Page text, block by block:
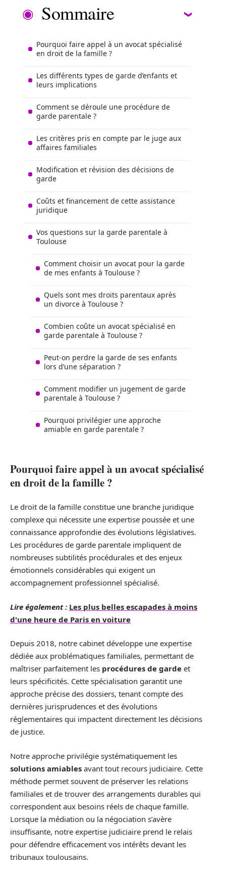
Sommaire
Pourquoi faire appel à un avocat spécialisé
en droit de la famille ?
Les différents types de garde d’enfants et
leurs implications
Comment se déroule une procédure de
garde parentale ?
Les critères pris en compte par le juge aux
affaires familiales
Modification et révision des décisions de
garde
Coûts et financement de cette assistance
juridique
Vos questions sur la garde parentale à
Toulouse
Comment choisir un avocat pour la garde
de mes enfants à Toulouse ?
Quels sont mes droits parentaux après
un divorce à Toulouse ?
Combien coûte un avocat spécialisé en
garde parentale à Toulouse ?
Peut-on perdre la garde de ses enfants
lors d’une séparation ?
Comment modifier un jugement de garde
parentale à Toulouse ?
Pourquoi privilégier une approche
amiable en garde parentale ?
Pourquoi faire appel à un avocat spécialisé
en droit de la famille ?
Le droit de la famille constitue une branche juridique
complexe qui nécessite une expertise poussée et une
connaissance approfondie des évolutions législatives.
Les procédures de garde parentale impliquent de
nombreuses subtilités procédurales et des enjeux
émotionnels considérables qui exigent un
accompagnement professionnel spécialisé.
Lire également : Les plus belles escapades à moins
d'une heure de Paris en voiture
Depuis 2018, notre cabinet développe une expertise
dédiée aux problématiques familiales, permettant de
maîtriser parfaitement les procédures de garde et
leurs spécificités. Cette spécialisation garantit une
approche précise des dossiers, tenant compte des
dernières jurisprudences et des évolutions
réglementaires qui impactent directement les décisions
de justice.
Notre approche privilégie systématiquement les
solutions amiables avant tout recours judiciaire. Cette
méthode permet souvent de préserver les relations
familiales et de trouver des arrangements durables qui
correspondent aux besoins réels de chaque famille.
Lorsque la médiation ou la négociation s’avère
insuffisante, notre expertise judiciaire prend le relais
pour défendre efficacement vos intérêts devant les
tribunaux toulousains.